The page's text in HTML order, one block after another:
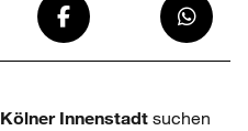
Kölner Innenstadt suchen